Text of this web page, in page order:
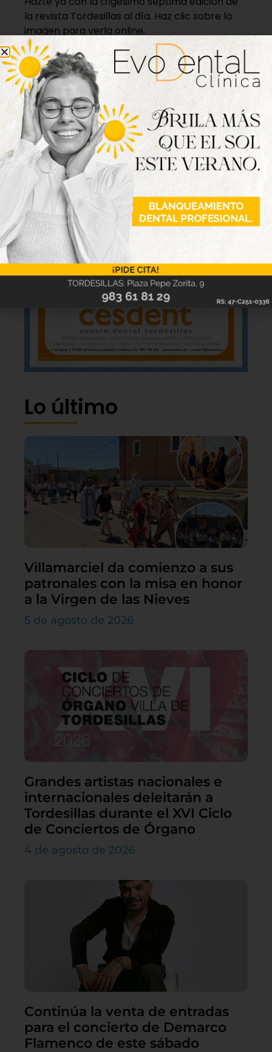
la revista Tordesillas al día. Haz clic sobre la
imagen para verla online.
Lo último
Villamarciel da comienzo a sus
patronales con la misa en honor
a la Virgen de las Nieves
5 de agosto de 2026
Grandes artistas nacionales e
internacionales deleitarán a
Tordesillas durante el XVI Ciclo
de Conciertos de Órgano
4 de agosto de 2026
Continúa la venta de entradas
para el concierto de Demarco
Flamenco de este sábado